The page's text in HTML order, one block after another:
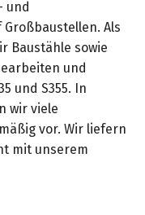
und
Als
Baustähle sowie
und
und S355. In
wir viele
vor. Wir liefern
mit unserem